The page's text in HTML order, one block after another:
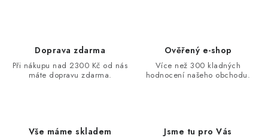
Dárkové poukazy
Doprava zdarma
Při nákupu nad 2300 Kč od nás
máte dopravu zdarma.
Ověřený e-shop
Více než 300 kladných
hodnocení našeho obchodu.
Vše máme skladem Jsme tu pro Vás